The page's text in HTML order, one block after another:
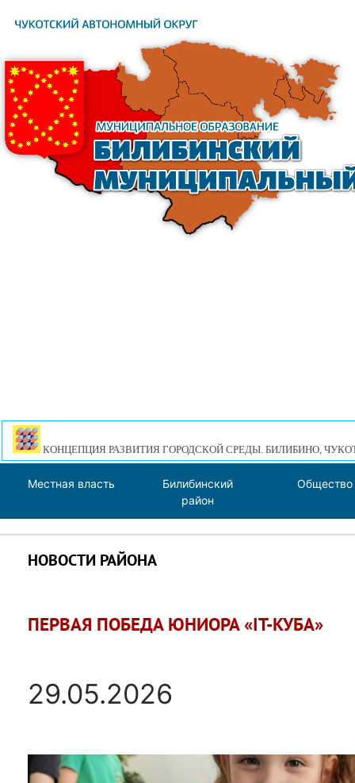
КОНЦЕПЦИЯ РАЗВИТИЯ ГОРОДСКОЙ СРЕДЫ. БИЛИБИНО,
Местная власть
Билибинский
район
Общество
НОВОСТИ РАЙОНА
ПЕРВАЯ ПОБЕДА ЮНИОРА «IT-КУБА»
29.05.2026